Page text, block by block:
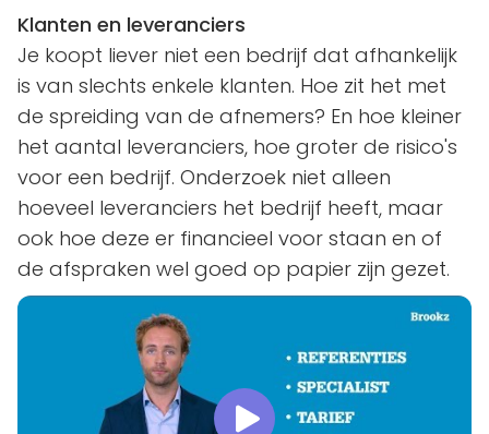
Klanten en leveranciers
Je koopt liever niet een bedrijf dat afhankelijk
is van slechts enkele klanten. Hoe zit het met
de spreiding van de afnemers? En hoe kleiner
het aantal leveranciers, hoe groter de risico's
voor een bedrijf. Onderzoek niet alleen
hoeveel leveranciers het bedrijf heeft, maar
ook hoe deze er financieel voor staan en of
de afspraken wel goed op papier zijn gezet.